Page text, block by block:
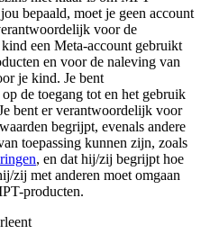
bepaald, moet je geen account
voor de
een Meta-account gebruikt
en voor de naleving van
je kind. Je bent
de toegang tot en het gebruik
bent er verantwoordelijk voor
begrijpt, evenals andere
toepassing kunnen zijn, zoals
, en dat hij/zij begrijpt hoe
zij met anderen moet omgaan
producten.